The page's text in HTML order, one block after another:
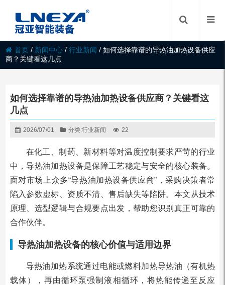
首页 / 新闻中心 /行业新闻 /如何选择靠谱的导热油加热设备供应
商？关键看这几点
如何选择靠谱的导热油加热设备供应商？关键看这
几点
2026/07/01 分类:行业新闻 22
在化工、制药、新材料等对温度控制要求严苛的行业
中，导热油加热设备是保障工艺稳定与安全的核心装备。
面对市场上众多“导热油加热设备供应商”，采购决策者常
陷入参数虚标、资质不清、售后缺失等陷阱。本文从技术
原理、选型逻辑与合规要点出发，帮助您识别真正可靠的
合作伙伴。
导热油加热设备的核心价值与适用边界
导热油加热系统通过电能或燃料加热导热油（有机热
载体），再由循环泵强制液相循环，将热能传递至反应